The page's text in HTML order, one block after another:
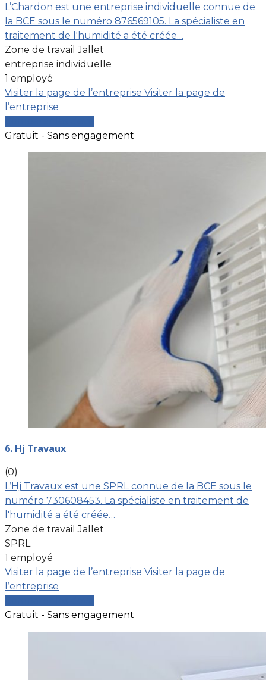
L’Chardon est une entreprise individuelle connue de
la BCE sous le numéro 876569105. La spécialiste en
traitement de l'humidité a été créée…
Zone de travail Jallet
entreprise individuelle
1 employé
Visiter la page de l’entreprise Visiter la page de
l’entreprise
Gratuit - Sans engagement
6. Hj Travaux
(0)
L’Hj Travaux est une SPRL connue de la BCE sous le
numéro 730608453. La spécialiste en traitement de
l'humidité a été créée…
Zone de travail Jallet
SPRL
1 employé
Visiter la page de l’entreprise Visiter la page de
l’entreprise
Gratuit - Sans engagement